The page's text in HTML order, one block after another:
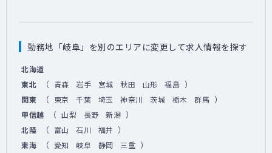
勤務地「岐阜」を別のエリアに変更して求人情報を探す
北海道
東北
（ 青森 岩手 宮城 秋田 山形 福島 ）
関東 （ 東京 千葉 埼玉 神奈川 茨城 栃木 群馬 ）
甲信越 （ 山梨 長野 新潟 ）
北陸 （ 富山 石川 福井 ）
東海 （ 愛知 岐阜 静岡 三重 ）